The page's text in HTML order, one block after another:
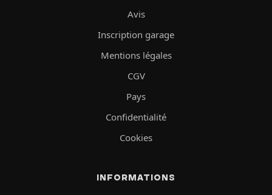
Avis
Inscription garage
Mentions légales
CGV
Pays
Confidentialité
Cookies
INFORMATIONS